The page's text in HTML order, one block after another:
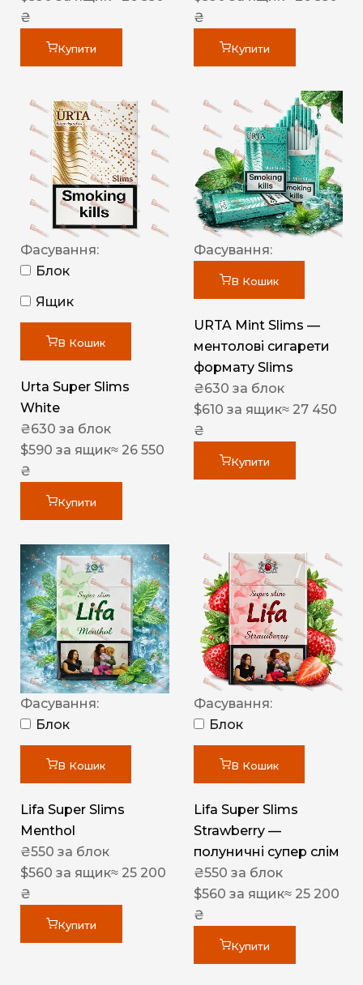
₴
Купити
₴
Купити
Фасування:
Блок
Ящик
В Кошик
Urta Super Slims
White
₴630 за блок
$590 за ящик≈ 26 550
₴
Купити
Фасування:
В Кошик
URTA Mint Slims —
ментолові сигарети
формату Slims
₴630 за блок
$610 за ящик≈ 27 450
₴
Купити
Фасування:
Блок
В Кошик
Lifa Super Slims
Menthol
₴550 за блок
$560 за ящик≈ 25 200
₴
Купити
Фасування:
Блок
В Кошик
Lifa Super Slims
Strawberry —
полуничні супер слім
₴550 за блок
$560 за ящик≈ 25 200
₴
Купити